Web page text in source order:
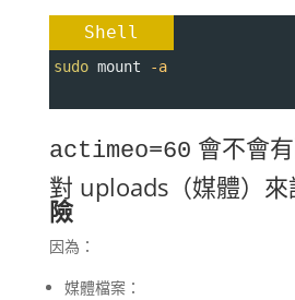
Shell
sudo mount -a
actimeo=60 會不會
對 uploads（媒體）來
險
因為：
媒體檔案：